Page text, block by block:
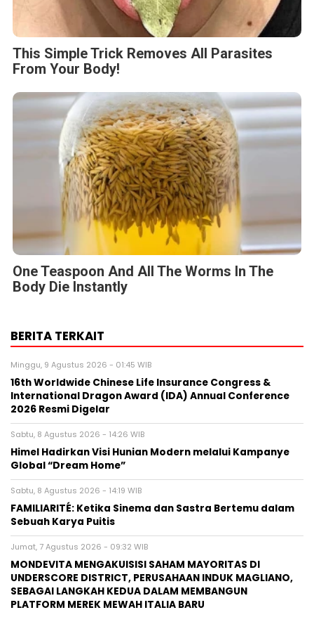
This Simple Trick Removes All Parasites
From Your Body!
One Teaspoon And All The Worms In The
Body Die Instantly
BERITA TERKAIT
Minggu, 9 Agustus 2026 - 01:45 WIB
16th Worldwide Chinese Life Insurance Congress &
International Dragon Award (IDA) Annual Conference
2026 Resmi Digelar
Sabtu, 8 Agustus 2026 - 14:26 WIB
Himel Hadirkan Visi Hunian Modern melalui Kampanye
Global “Dream Home”
Sabtu, 8 Agustus 2026 - 14:19 WIB
FAMILIARITÉ: Ketika Sinema dan Sastra Bertemu dalam
Sebuah Karya Puitis
Jumat, 7 Agustus 2026 - 09:32 WIB
MONDEVITA MENGAKUISISI SAHAM MAYORITAS DI
UNDERSCORE DISTRICT, PERUSAHAAN INDUK MAGLIANO,
SEBAGAI LANGKAH KEDUA DALAM MEMBANGUN
PLATFORM MEREK MEWAH ITALIA BARU